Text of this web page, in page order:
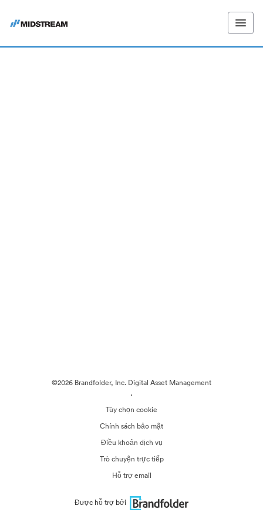
©2026 Brandfolder, Inc. Digital Asset Management
·
Tùy chọn cookie
Chính sách bảo mật
Điều khoản dịch vụ
Trò chuyện trực tiếp
Hỗ trợ email
Được hỗ trợ bởi